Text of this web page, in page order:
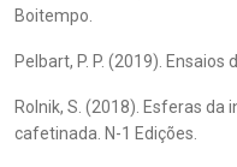
Boitempo.
Pelbart, P. P. (2019). Ensaios
Rolnik, S. (2018). Esferas da
cafetinada. N-1 Edições.